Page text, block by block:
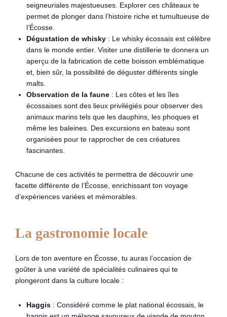
seigneuriales majestueuses. Explorer ces châteaux te
permet de plonger dans l’histoire riche et tumultueuse de
l’Écosse.
Dégustation de whisky: Le whisky écossais est célèbre
dans le monde entier. Visiter une distillerie te donnera un
aperçu de la fabrication de cette boisson emblématique
et, bien sûr, la possibilité de déguster différents single
malts.
Observation de la faune: Les côtes et les îles
écossaises sont des lieux privilégiés pour observer des
animaux marins tels que les dauphins, les phoques et
même les baleines. Des excursions en bateau sont
organisées pour te rapprocher de ces créatures
fascinantes.
Chacune de ces activités te permettra de découvrir une
facette différente de l’Écosse, enrichissant ton voyage
d’expériences variées et mémorables.
La gastronomie locale
Lors de ton aventure en Écosse, tu auras l’occasion de
goûter à une variété de spécialités culinaires qui te
plongeront dans la culture locale :
Haggis: Considéré comme le plat national écossais, le